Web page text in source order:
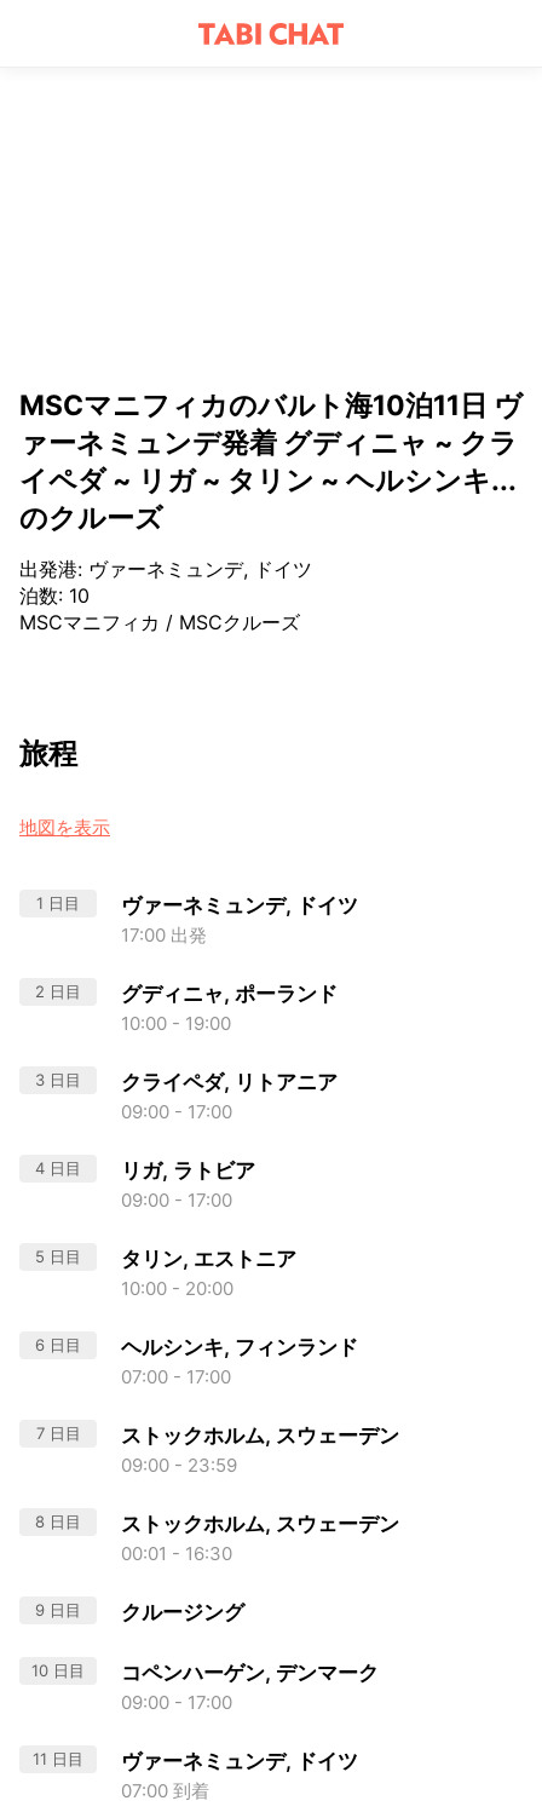
MSCマニフィカのバルト海10泊11日 ヴ
ァーネミュンデ発着 グディニャ ~ クラ
イペダ ~ リガ ~ タリン ~ ヘルシンキ...
のクルーズ
出発港: ヴァーネミュンデ, ドイツ
泊数: 10
MSCマニフィカ / MSCクルーズ
旅程
地図を表示
1 日目 ヴァーネミュンデ, ドイツ
17:00 出発
2 日目 グディニャ, ポーランド
10:00 - 19:00
3 日目 クライペダ, リトアニア
09:00 - 17:00
4 日目 リガ, ラトビア
09:00 - 17:00
5 日目 タリン, エストニア
10:00 - 20:00
6 日目 ヘルシンキ, フィンランド
07:00 - 17:00
7 日目 ストックホルム, スウェーデン
09:00 - 23:59
8 日目 ストックホルム, スウェーデン
00:01 - 16:30
9 日目 クルージング
10 日目 コペンハーゲン, デンマーク
09:00 - 17:00
11 日目 ヴァーネミュンデ, ドイツ
07:00 到着